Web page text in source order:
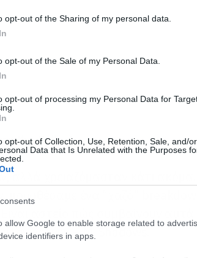
opt-out of the Sharing of my personal data.
opt-out of the Sale of my Personal Data.
opt-out of processing my Personal Data for
opt-out of Collection, Use, Retention, Sale, and/
Data that Is Unrelated with the Purposes
allow Google to enable storage related to
identifiers in apps.
the Fallen)
αλλά χρειαζόμασταν κάτι ακόμα.
ένα “χαζό” breakdown
αστείο πώς συμβαίνουν αυτά
χρόνο» – M. Shadows.